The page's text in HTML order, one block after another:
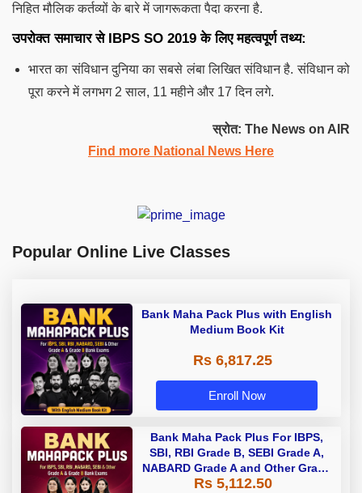
निहित मौलिक कर्तव्यों के बारे में जागरूकता पैदा करना है.
उपरोक्त समाचार से IBPS SO 2019 के लिए महत्वपूर्ण तथ्य:
भारत का संविधान दुनिया का सबसे लंबा लिखित संविधान है. संविधान को
पूरा करने में लगभग 2 साल, 11 महीने और 17 दिन लगे.
स्रोत: The News on AIR
Find more National News Here
Popular Online Live Classes
Bank Maha Pack Plus with English
Medium Book Kit
Rs 6,817.25
Enroll Now
Bank Maha Pack Plus For IBPS,
SBI, RBI Grade B, SEBI Grade A,
NABARD Grade A and Other Grade
A & Grade B Bank Exams
Rs 5,112.50